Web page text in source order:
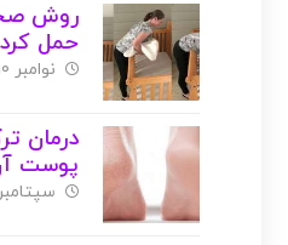
روش
حمل
عکس )
نوامبر 10, 2020
درمان
با عکس
سپتامبر 27, 2020